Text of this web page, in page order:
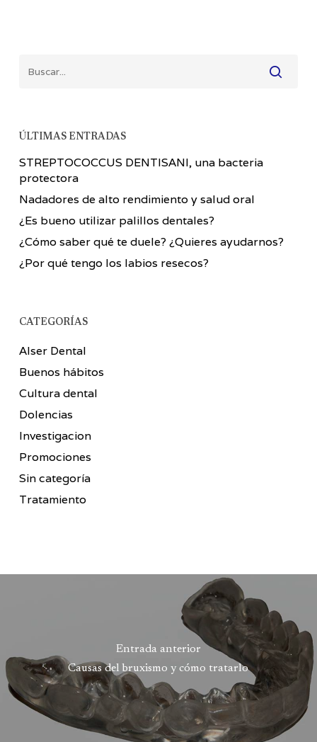
ÚLTIMAS ENTRADAS
STREPTOCOCCUS DENTISANI, una bacteria
protectora
Nadadores de alto rendimiento y salud oral
¿Es bueno utilizar palillos dentales?
¿Cómo saber qué te duele? ¿Quieres ayudarnos?
¿Por qué tengo los labios resecos?
CATEGORÍAS
Alser Dental
Buenos hábitos
Cultura dental
Dolencias
Investigacion
Promociones
Sin categoría
Tratamiento
Entrada anterior
Causas del bruxismo y cómo tratarlo